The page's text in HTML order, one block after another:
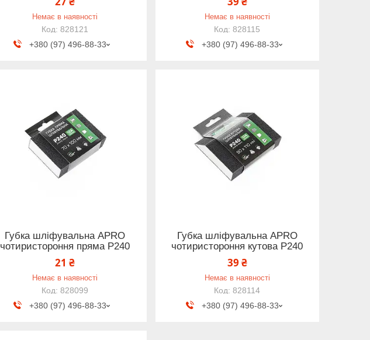
Немає в наявності
828121
+380 (97) 496-88-33
Немає в наявності
828115
+380 (97) 496-88-33
Губка шліфувальна APRO
чотиристороння пряма P240
21 ₴
Немає в наявності
828099
+380 (97) 496-88-33
Губка шліфувальна APRO
чотиристороння кутова P240
39 ₴
Немає в наявності
828114
+380 (97) 496-88-33